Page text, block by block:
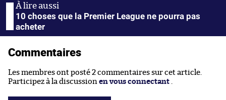
10 choses que la Premier League ne pourra pas
acheter
Commentaires
Les membres ont posté 2 commentaires sur cet article.
Participez à la discussion en vous connectant .